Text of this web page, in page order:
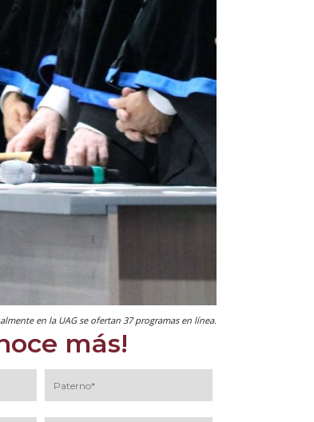
en la UAG se ofertan 37 programas en línea.
más!